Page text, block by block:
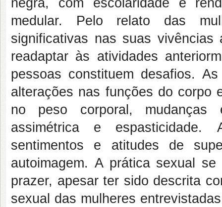
negra, com escolaridade e
medular. Pelo relato das
significativas nas suas
readaptar às atividades
pessoas constituem desafios.
alterações nas funções do corpo
no peso corporal, mudanças
assimétrica e espasticidade.
sentimentos e atitudes de
autoimagem. A prática sexual
prazer, apesar ter sido descrita
sexual das mulheres